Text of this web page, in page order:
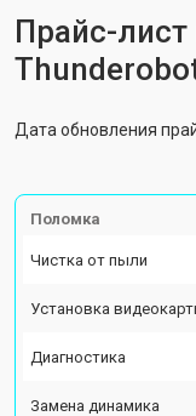
Прайс-лист
Дата обновления
Поломка
Чистка от пыли
Установка
Диагностика
Замена динамика